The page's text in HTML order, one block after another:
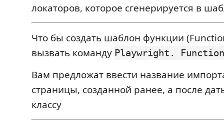
локаторов, которое сгенерируется в
Что бы создать шаблон функции
вызвать команду Playwright.
Вам предложат ввести название
страницы, созданной ранее, а после
классу